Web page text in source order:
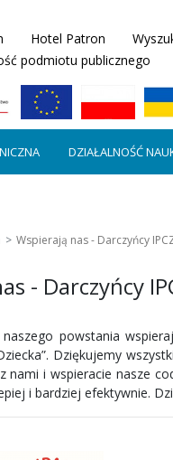
Hotel Patron
podmiotu publicznego
DZIAŁALNOŚĆ
Wspierają nas - Darczyńcy
- Darczyńcy
powstania
Dziękujemy
nami i wspieracie nasze
i bardziej efektywnie.